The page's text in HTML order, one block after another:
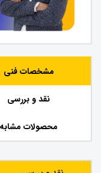
مشخصات فنی
نقد و بررسی
محصولات مشابه